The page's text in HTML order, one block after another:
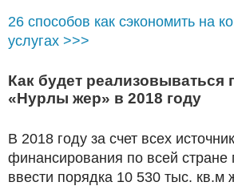
26 способов как сэкономить на
услугах >>>
Как будет реализовываться
«Нурлы жер» в 2018 году
В 2018 году за счет всех
финансирования по всей стране
ввести порядка 10 530 тыс. кв.м